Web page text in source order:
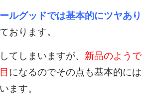
ルグッドでは基本的にツヤあり
おります。
てしまいますが、 新品のようで
になるのでその点も基本的には
ます。